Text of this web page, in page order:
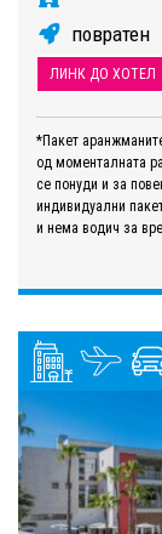
повратен
ЛИНК ДО ХОТЕЛ
*Пакет
од моменталната
се понуди и за
индивидуални
и нема водич за